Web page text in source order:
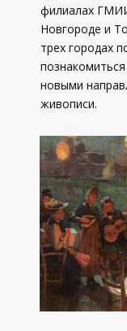
филиалах
Новгороде и
трех городах
новыми
живописи.